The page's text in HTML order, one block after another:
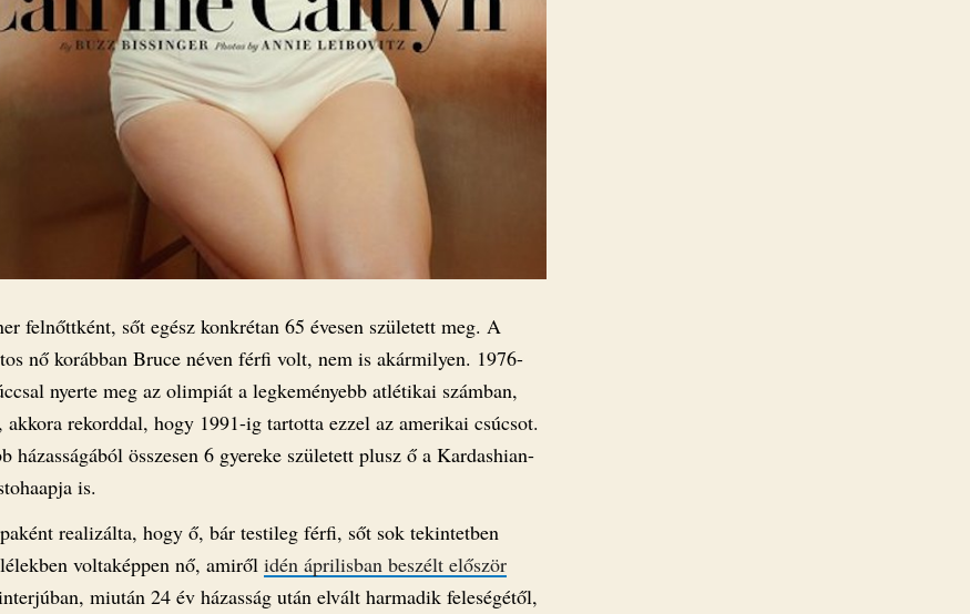
felnőttként, sőt egész konkrétan 65 évesen született meg. A
nő korábban Bruce néven férfi volt, nem is akármilyen. 1976-
nyerte meg az olimpiát a legkeményebb atlétikai számban,
akkora rekorddal, hogy 1991-ig tartotta ezzel az amerikai csúcsot.
házasságából összesen 6 gyereke született plusz ő a Kardashian-
is.
realizálta, hogy ő, bár testileg férfi, sőt sok tekintetben
voltaképpen nő, amiről idén áprilisban beszélt először
miután 24 év házasság után elvált harmadik feleségétől,